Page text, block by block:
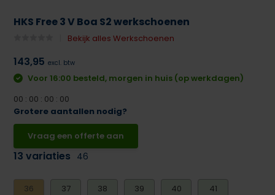
HKS Free 3 V Boa S2 werkschoenen
Bekijk alles Werkschoenen
143,95 excl. btw
Voor 16:00 besteld, morgen in huis (op werkdagen)
00 : 00 : 00 : 00
Grotere aantallen nodig?
Vraag een offerte aan
13 variaties 46
36 37 38 39 40 41